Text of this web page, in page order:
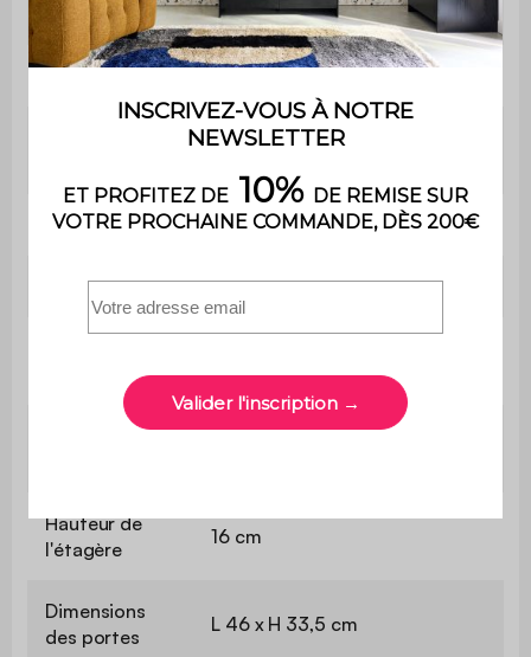
Usage Usage domestique uniquement
Garantie 2 ans
Le montage est très simple,
Longueur 140 cm
Dimensions L 140 x P 40 x H 52 cm
Dimensions de
Hauteur de
l'étagère
16 cm
Dimensions
des portes
L 46 x H 33,5 cm